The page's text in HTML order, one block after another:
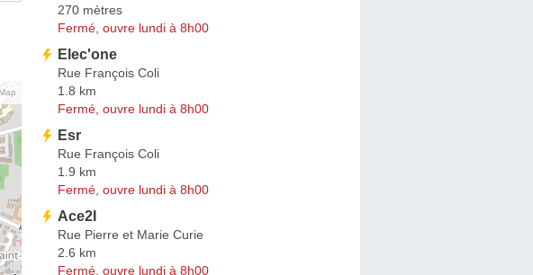
270 mètres
Fermé, ouvre lundi à 8h00
Elec'one
Rue François Coli
1.8 km
Fermé, ouvre lundi à 8h00
Esr
Rue François Coli
1.9 km
Fermé, ouvre lundi à 8h00
Ace2I
Rue Pierre et Marie Curie
2.6 km
Fermé, ouvre lundi à 8h00